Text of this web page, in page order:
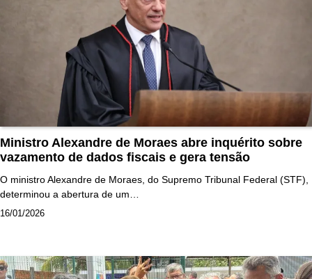
Ministro Alexandre de Moraes abre inquérito sobre
vazamento de dados fiscais e gera tensão
O ministro Alexandre de Moraes, do Supremo Tribunal Federal (STF),
determinou a abertura de um…
16/01/2026